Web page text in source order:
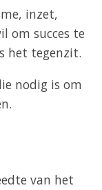
inzet,
om succes te
het tegenzit.
nodig is om
van het